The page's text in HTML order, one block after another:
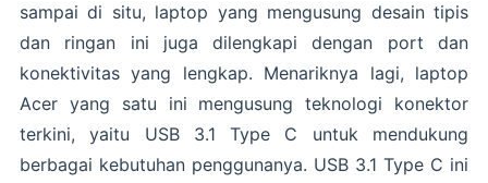
sampai di situ, laptop yang mengusung desain tipis
dan ringan ini juga dilengkapi dengan port dan
konektivitas yang lengkap. Menariknya lagi, laptop
Acer yang satu ini mengusung teknologi konektor
terkini, yaitu USB 3.1 Type C untuk mendukung
berbagai kebutuhan penggunanya. USB 3.1 Type C ini